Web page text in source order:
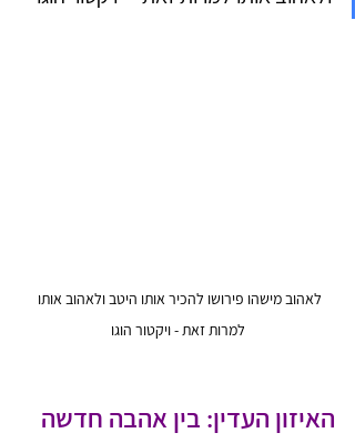
לאהוב מישהו פירושו להכיר אותו היטב ולאהוב אותו
למרות זאת - ויקטור הוגו
האיזון העדין: בין אהבה חדשה